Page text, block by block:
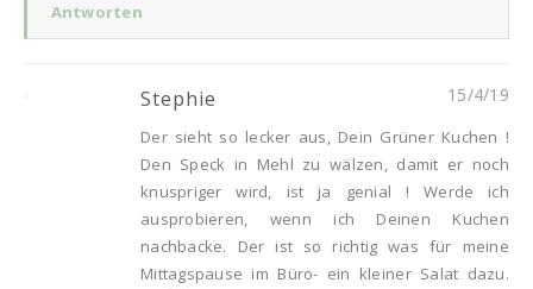
Antworten
Stephie 15/4/19
Der sieht so lecker aus, Dein Grüner Kuchen !
Den Speck in Mehl zu wälzen, damit er noch
knuspriger wird, ist ja genial ! Werde ich
ausprobieren, wenn ich Deinen Kuchen
nachbacke. Der ist so richtig was für meine
Mittagspause im Büro- ein kleiner Salat dazu.